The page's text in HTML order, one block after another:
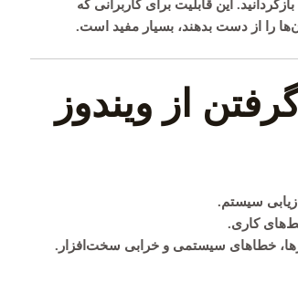
این قابلیت برای کاربرانی که
را از دست بدهند، بسیار مفید است.
از ویندوز
سیستم.
کاری.
خطاهای سیستمی و خرابی سخت‌افزار.